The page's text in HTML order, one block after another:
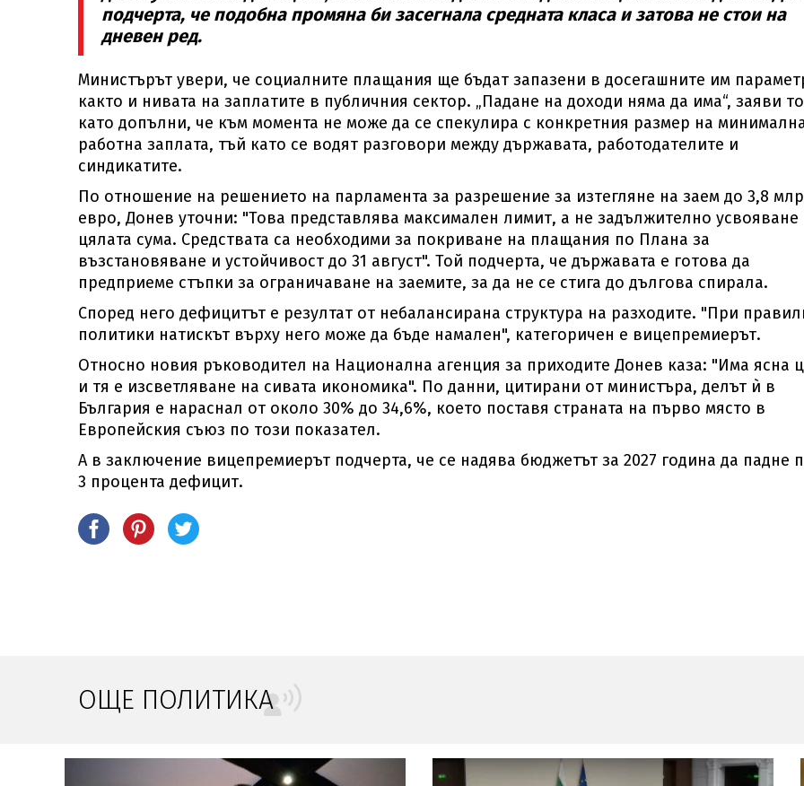
подчерта, че подобна промяна би засегнала средната класа и затова не стои на
дневен ред.
Министърът увери, че социалните плащания ще бъдат запазени в досегашните им
както и нивата на заплатите в публичния сектор. „Падане на доходи няма да има“, заяви
като допълни, че към момента не може да се спекулира с конкретния размер на
работна заплата, тъй като се водят разговори между държавата, работодателите и
синдикатите.
По отношение на решението на парламента за разрешение за изтегляне на заем до 3,8
евро, Донев уточни: "Това представлява максимален лимит, а не задължително усвояване
цялата сума. Средствата са необходими за покриване на плащания по Плана за
възстановяване и устойчивост до 31 август". Той подчерта, че държавата е готова да
предприеме стъпки за ограничаване на заемите, за да не се стига до дългова спирала.
Според него дефицитът е резултат от небалансирана структура на разходите. "При
политики натискът върху него може да бъде намален", категоричен е вицепремиерът.
Относно новия ръководител на Национална агенция за приходите Донев каза: "Има ясна
и тя е изсветляване на сивата икономика". По данни, цитирани от министъра, делът ѝ в
България е нараснал от около 30% до 34,6%, което поставя страната на първо място в
Европейския съюз по този показател.
А в заключение вицепремиерът подчерта, че се надява бюджетът за 2027 година да падне
3 процента дефицит.
ОЩЕ ПОЛИТИКА